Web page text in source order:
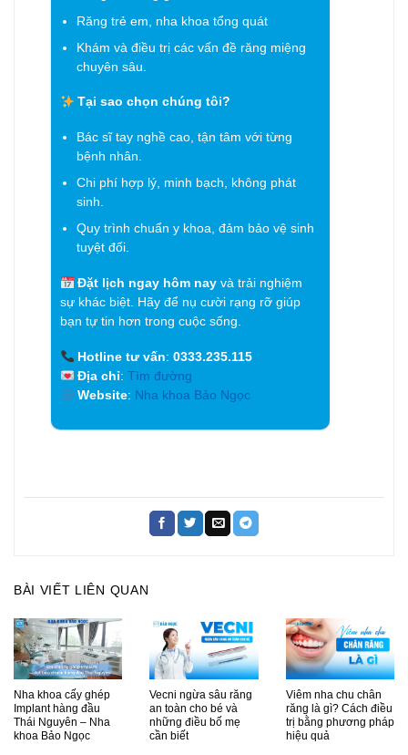
Răng trẻ em, nha khoa tổng quát
Khám và điều trị các vấn đề răng miệng
chuyên sâu.
Tại sao chọn chúng tôi?
Bác sĩ tay nghề cao, tận tâm với từng
bệnh nhân.
Chi phí hợp lý, minh bạch, không phát
sinh.
Quy trình chuẩn y khoa, đảm bảo vệ sinh
tuyệt đối.
Đặt lịch ngay hôm nay và trải nghiệm
sự khác biệt. Hãy để nụ cười rạng rỡ giúp
bạn tự tin hơn trong cuộc sống.
Hotline tư vấn:0333.235.115
Địa chỉ:Tìm đường
Website: Nha khoa Bảo Ngọc
BÀI VIẾT LIÊN QUAN
Nha khoa cấy ghép
Implant hàng đầu
Thái Nguyên – Nha
khoa Bảo Ngọc
Vecni ngừa sâu răng
an toàn cho bé và
những điều bố mẹ
cần biết
Viêm nha chu chân
răng là gì? Cách điều
trị bằng phương pháp
hiệu quả